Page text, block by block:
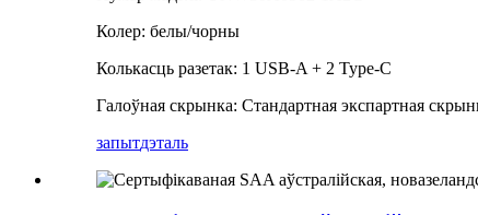
Колер: белы/чорны
Колькасць разетак: 1 USB-A + 2 Type-C
Галоўная скрынка: Стандартная экспартная
запытдэталь